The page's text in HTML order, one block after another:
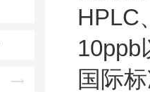
HPLC
10ppb
国际